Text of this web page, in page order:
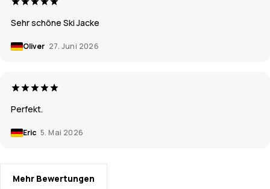
Sehr schöne Ski Jacke
Oliver 27. Juni 2026
Perfekt.
Eric 5. Mai 2026
Mehr Bewertungen